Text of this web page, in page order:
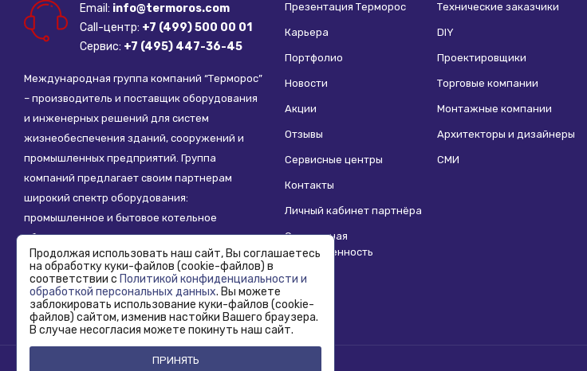
Email: info@termoros.com
Call-центр: +7 (499) 500 00 01
Сервис: +7 (495) 447-36-45
Международная группа компаний “Терморос”
– производитель и поставщик оборудования
и инженерных решений для систем
жизнеобеспечения зданий, сооружений и
промышленных предприятий. Группа
компаний предлагает своим партнерам
широкий спектр оборудования:
промышленное и бытовое котельное
оборудование, системы отопления,
водоснабжения, водоподготовки и другие
инженерные системы.
Презентация Терморос
Карьера
Портфолио
Новости
Акции
Отзывы
Сервисные центры
Контакты
Личный кабинет партнёра
Социальная
ответственность
Технические заказчики
DIY
Проектировщики
Торговые компании
Монтажные компании
Архитекторы и дизайнеры
СМИ
Продолжая использовать наш сайт, Вы соглашаетесь
на обработку куки-файлов (cookie-файлов) в
соответствии с Политикой конфиденциальности и
обработкой персональных данных. Вы можете
заблокировать использование куки-файлов (cookie-
файлов) сайтом, изменив настойки Вашего браузера.
В случае несогласия можете покинуть наш сайт.
ПРИНЯТЬ